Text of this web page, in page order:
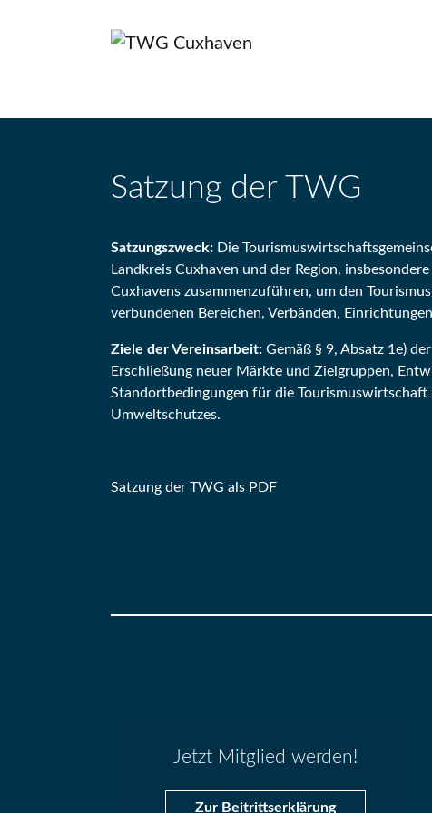
Satzung der TWG
Satzungszweck: Die
Landkreis Cuxhaven und der Region,
Cuxhavens zusammenzuführen, um den
verbundenen Bereichen, Verbänden,
Ziele der Vereinsarbeit: Gemäß § 9, Absatz 1e)
Erschließung neuer Märkte und Zielgruppen,
Standortbedingungen für die
Umweltschutzes.
Satzung der TWG als PDF
Jetzt Mitglied werden!
Zur Beitrittserklärung